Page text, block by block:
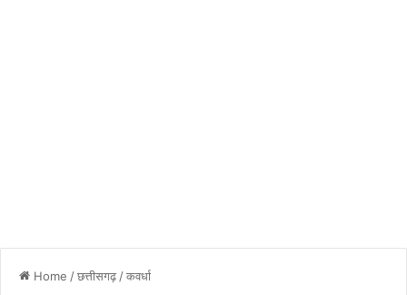
Home /छत्तीसगढ़ /कवर्धा